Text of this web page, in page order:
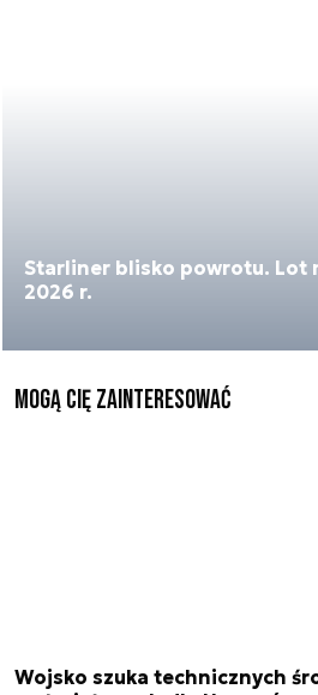
Starliner blisko powrotu. Lot
2026 r.
Mogą Cię zainteresować
Wojsko szuka technicznych